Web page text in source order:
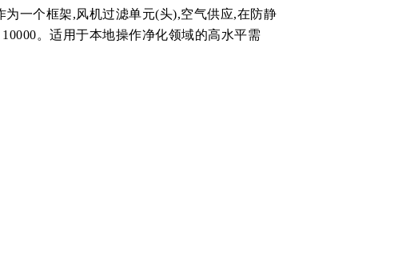
一个框架,风机过滤单元(头),空气供应,在防静
。适用于本地操作净化领域的高水平需